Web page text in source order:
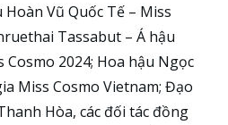
Vũ Quốc Tế – Miss
Tassabut – Á hậu
Cosmo 2024; Hoa hậu Ngọc
Miss Cosmo Vietnam; Đạo
Hòa, các đối tác đồng